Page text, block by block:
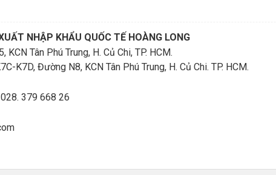
NHẬP KHẨU QUỐC TẾ HOÀNG LONG
KCN Tân Phú Trung, H. Củ Chi, TP. HCM.
K7D, Đường N8, KCN Tân Phú Trung, H. Củ Chi. TP. HCM.
379 668 26